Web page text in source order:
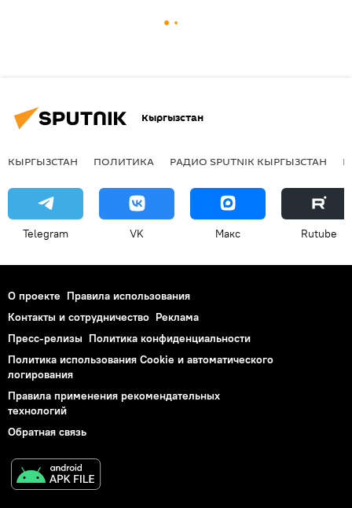
Кыргызстан
КЫРГЫЗСТАН ПОЛИТИКА РАДИО SPUTNIK КЫРГЫЗСТАН
Telegram VK Макс Rutube
О проекте Правила использования
Контакты и сотрудничество Реклама
Пресс-релизы Политика конфиденциальности
Политика использования Cookie и автоматического
логирования
Правила применения рекомендательных
технологий
Обратная связь